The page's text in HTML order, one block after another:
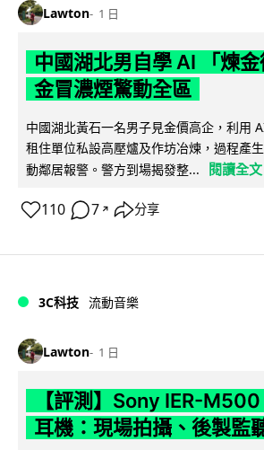
Lawton 1 日
中國湖北男自學 AI 「煉
金冒濃煙驚動全區
中國湖北黃石一名男子見金價高企，利用
租住單位私設高壓爐及作坊冶煉，過程產
動鄰居報警。警方到場揭發整...
閱讀全文
110 7 ↗ 分享
3C科技 流動音樂
Lawton 1 日
【評測】Sony IER-
耳機：現場拍攝、後製監